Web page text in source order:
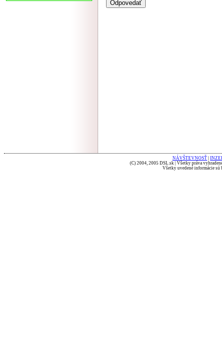
NÁVŠTEVNOSŤ
(C) 2004, 2005 DSL.sk | Všetky práva
Všetky uvedené informácie sú